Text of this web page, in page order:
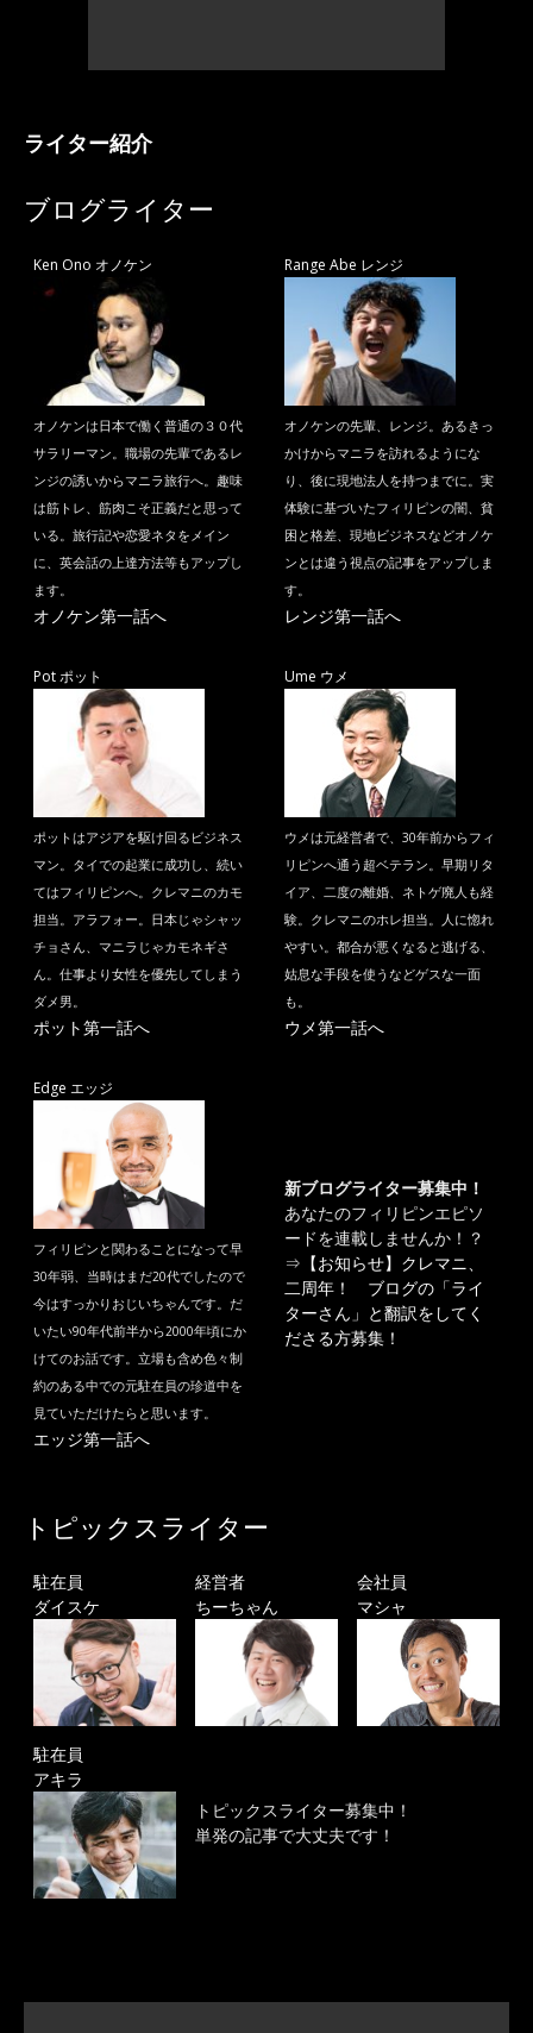
ライター紹介
ブログライター
Ken Ono オノケン
オノケンは日本で働く普通の３０代
サラリーマン。職場の先輩であるレ
ンジの誘いからマニラ旅行へ。趣味
は筋トレ、筋肉こそ正義だと思って
いる。旅行記や恋愛ネタをメイン
に、英会話の上達方法等もアップし
ます。
オノケン第一話へ
Range Abe レンジ
オノケンの先輩、レンジ。あるきっ
かけからマニラを訪れるようにな
り、後に現地法人を持つまでに。実
体験に基づいたフィリピンの闇、貧
困と格差、現地ビジネスなどオノケ
ンとは違う視点の記事をアップしま
す。
レンジ第一話へ
Pot ポット
ポットはアジアを駆け回るビジネス
マン。タイでの起業に成功し、続い
てはフィリピンへ。クレマニのカモ
担当。アラフォー。日本じゃシャッ
チョさん、マニラじゃカモネギさ
ん。仕事より女性を優先してしまう
ダメ男。
ポット第一話へ
Ume ウメ
ウメは元経営者で、30年前からフィ
リピンへ通う超ベテラン。早期リタ
イア、二度の離婚、ネトゲ廃人も経
験。クレマニのホレ担当。人に惚れ
やすい。都合が悪くなると逃げる、
姑息な手段を使うなどゲスな一面
も。
ウメ第一話へ
Edge エッジ
フィリピンと関わることになって早
30年弱、当時はまだ20代でしたので
今はすっかりおじいちゃんです。だ
いたい90年代前半から2000年頃にか
けてのお話です。立場も含め色々制
約のある中での元駐在員の珍道中を
見ていただけたらと思います。
エッジ第一話へ
新ブログライター募集中！
あなたのフィリピンエピソ
ードを連載しませんか！？
⇒ 【お知らせ】クレマニ、
二周年！ ブログの「ライ
ターさん」と翻訳をしてく
ださる方募集！
トピックスライター
駐在員
ダイスケ
経営者
ちーちゃん
会社員
マシャ
駐在員
アキラ
トピックスライター募集中！
単発の記事で大丈夫です！